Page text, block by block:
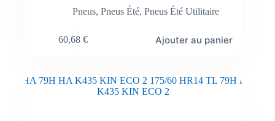
Pneus, Pneus Été, Pneus Été Utilitaire
60,68 € Ajouter au panier